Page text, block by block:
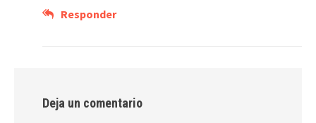
Responder
Deja un comentario